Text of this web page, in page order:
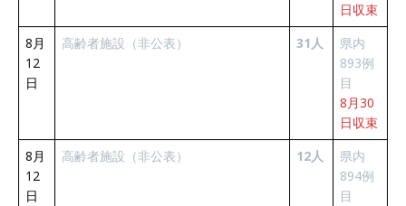
日収束
8月
12
日
高齢者施設（非公表） 31人
県内
893例
目
8月30
日収束
8月
12
日
高齢者施設（非公表） 12人
県内
894例
目